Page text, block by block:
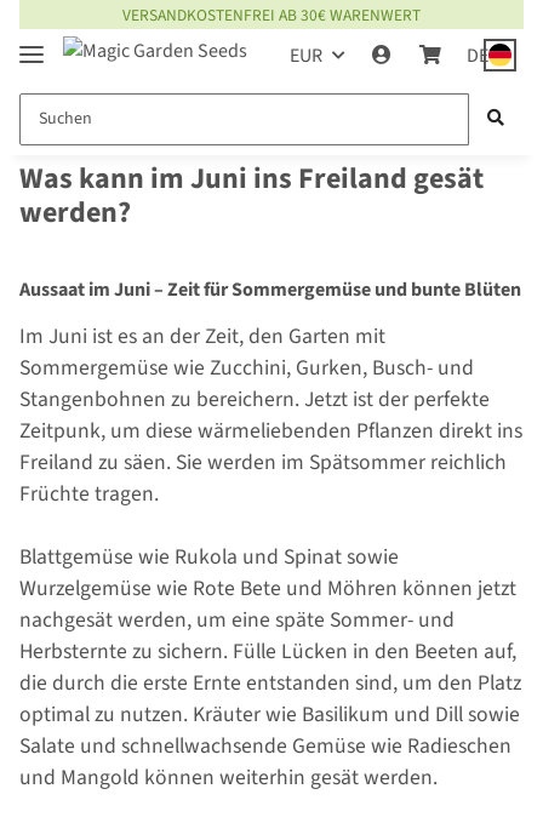
VERSANDKOSTENFREI AB 30€ WARENWERT
EUR DE
Was kann im Juni ins Freiland gesät
werden?
Aussaat im Juni – Zeit für Sommergemüse und bunte Blüten
Im Juni ist es an der Zeit, den Garten mit
Sommergemüse wie Zucchini, Gurken, Busch- und
Stangenbohnen zu bereichern. Jetzt ist der perfekte
Zeitpunk, um diese wärmeliebenden Pflanzen direkt ins
Freiland zu säen. Sie werden im Spätsommer reichlich
Früchte tragen.
Blattgemüse wie Rukola und Spinat sowie
Wurzelgemüse wie Rote Bete und Möhren können jetzt
nachgesät werden, um eine späte Sommer- und
Herbsternte zu sichern. Fülle Lücken in den Beeten auf,
die durch die erste Ernte entstanden sind, um den Platz
optimal zu nutzen. Kräuter wie Basilikum und Dill sowie
Salate und schnellwachsende Gemüse wie Radieschen
und Mangold können weiterhin gesät werden.